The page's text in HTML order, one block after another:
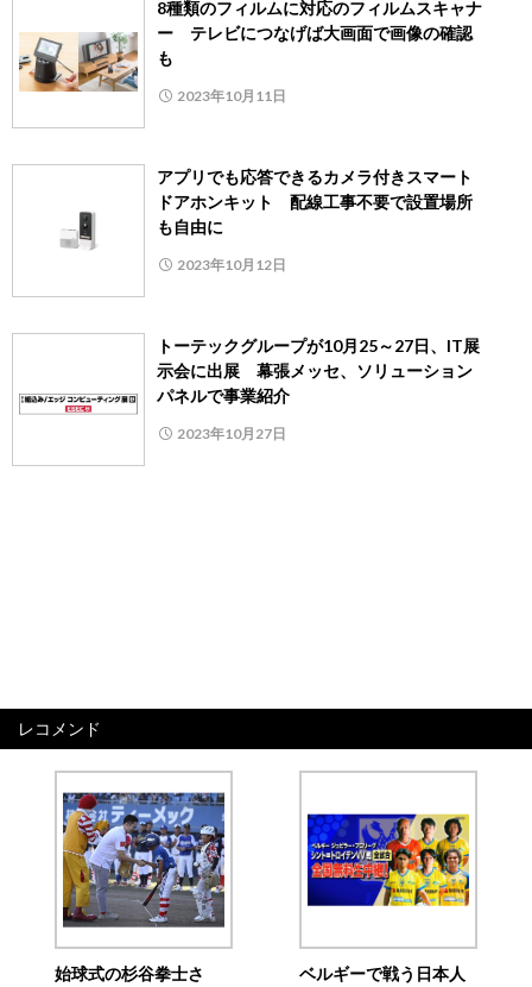
8種類のフィルムに対応のフィルムスキャナ
ー テレビにつなげば大画面で画像の確認
も
2023年10月11日
アプリでも応答できるカメラ付きスマート
ドアホンキット 配線工事不要で設置場所
も自由に
2023年10月12日
トーテックグループが10月25～27日、IT展
示会に出展 幕張メッセ、ソリューション
パネルで事業紹介
2023年10月27日
レコメンド
始球式の杉谷拳士さ ベルギーで戦う日本人